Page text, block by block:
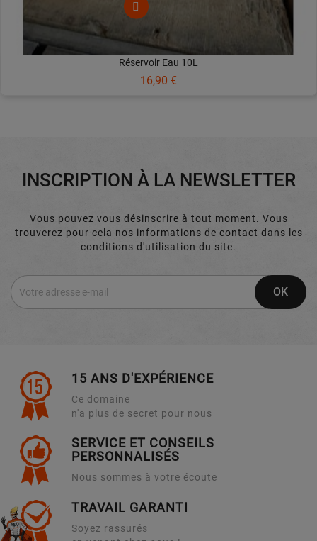
Réservoir Eau 10L
Prix
16,90 €
INSCRIPTION À LA NEWSLETTER
Vous pouvez vous désinscrire à tout moment. Vous
trouverez pour cela nos informations de contact dans les
conditions d'utilisation du site.
15 ANS D'EXPÉRIENCE
Ce domaine
n'a plus de secret pour nous
SERVICE ET CONSEILS
PERSONNALISÉS
Nous sommes à votre écoute
TRAVAIL GARANTI
Soyez rassurés